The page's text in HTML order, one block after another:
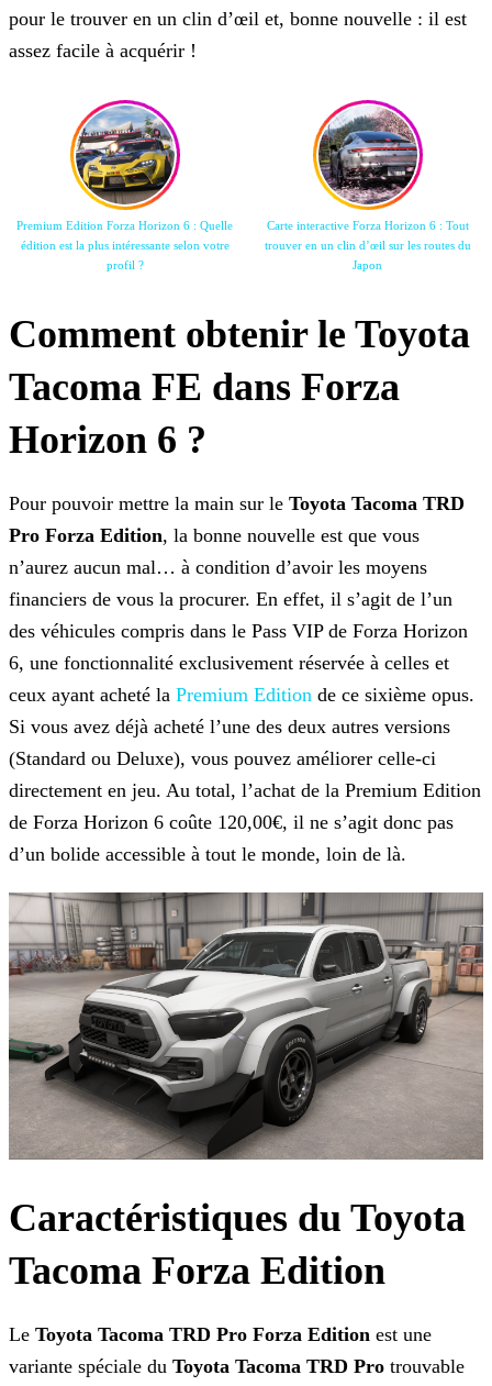
pour le trouver en un clin d’œil et, bonne nouvelle : il est
assez facile à acquérir !
Premium Edition Forza Horizon 6 : Quelle
édition est la plus intéressante selon votre
profil ?
Carte interactive Forza Horizon 6 : Tout
trouver en un clin d’œil sur les routes du
Japon
Comment obtenir le Toyota
Tacoma FE dans Forza
Horizon 6 ?
Pour pouvoir mettre la main sur le Toyota Tacoma TRD
Pro Forza Edition, la bonne nouvelle est que vous
n’aurez aucun mal… à condition d’avoir les moyens
financiers de vous la procurer. En effet, il s’agit de l’un
des véhicules compris dans le Pass VIP de Forza Horizon
6, une fonctionnalité exclusivement réservée à celles et
ceux ayant acheté la Premium Edition de ce sixième opus.
Si vous avez déjà acheté l’une des deux autres versions
(Standard ou Deluxe), vous pouvez améliorer celle-ci
directement en jeu. Au total, l’achat de la Premium Edition
de Forza Horizon 6 coûte 120,00€, il ne s’agit donc pas
d’un bolide accessible à tout le monde, loin de là.
Caractéristiques du Toyota
Tacoma Forza Edition
Le Toyota Tacoma TRD Pro Forza Edition est une
variante spéciale du Toyota Tacoma TRD Pro trouvable